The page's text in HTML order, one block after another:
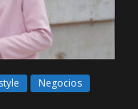
Negocios